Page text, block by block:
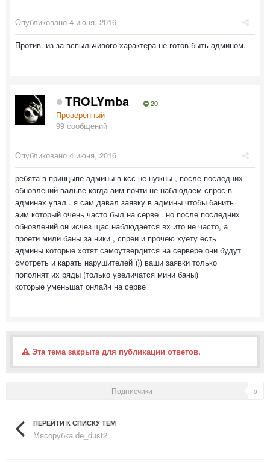
Опубликовано 4 июня, 2016
Против. из-за вспыльчивого характера не готов быть админом.
TROLYmba 20
Проверенный
99 сообщений
Опубликовано 4 июня, 2016
ребята в принцыпе админы в ксс не нужны , после последних
обновлений вальве когда аим почти не наблюдаем спрос в
админах упал . я сам давал заявку в админы чтобы банить
аим который очень часто был на серве . но после последних
обновлений он исчез щас наблюдается вх ито не часто, а
проети мили баны за ники , спреи и прочею хуету есть
админы которые хотят самоутвердится на сервере они будут
смотреть и карать нарушителей ))) ваши заявки только
пополнят их ряды (только увеличатся мини баны)
которые уменьшат онлайн на серве
Эта тема закрыта для публикации ответов.
Подписчики 0
ПЕРЕЙТИ К СПИСКУ ТЕМ
Мясорубка de_dust2